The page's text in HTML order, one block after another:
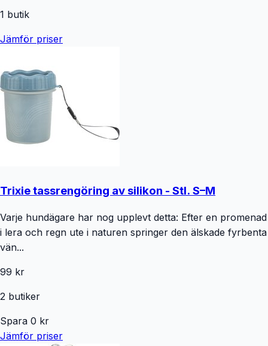
1 butik
Jämför priser
Trixie tassrengöring av silikon - Stl. S–M
Varje hundägare har nog upplevt detta: Efter en promenad
i lera och regn ute i naturen springer den älskade fyrbenta
vän...
99 kr
2 butiker
Spara 0 kr
Jämför priser